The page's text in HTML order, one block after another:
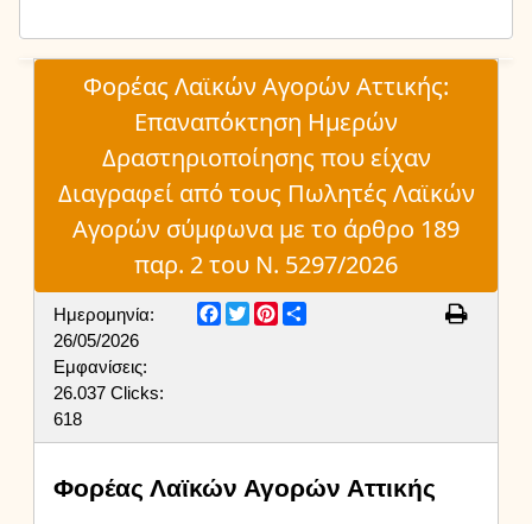
Φορέας Λαϊκών Αγορών Αττικής:
Επαναπόκτηση Ημερών
Δραστηριοποίησης που είχαν
Διαγραφεί από τους Πωλητές Λαϊκών
Αγορών σύμφωνα με το άρθρο 189
παρ. 2 του Ν. 5297/2026
Ημερομηνία:
26/05/2026
Εμφανίσεις:
26.037 Clicks:
618
Facebook
TwitterPinterest
Φορέας Λαϊκών Αγορών Αττικής